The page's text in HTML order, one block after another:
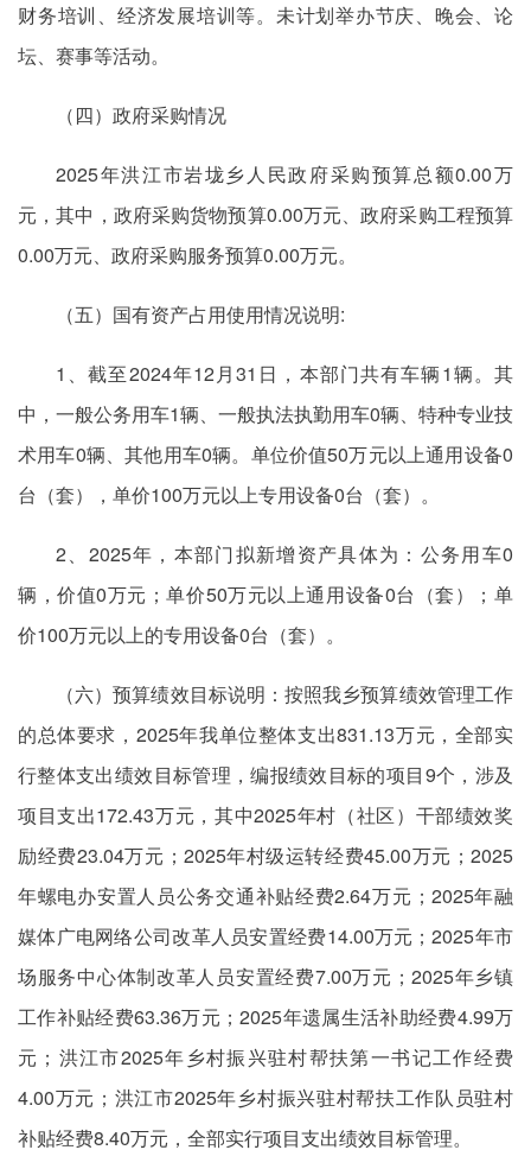
财务培训、经济发展培训等。未计划举办节庆、晚会、论
坛、赛事等活动。
（四）政府采购情况
2025年洪江市岩垅乡人民政府采购预算总额0.00万
元，其中，政府采购货物预算0.00万元、政府采购工程预算
0.00万元、政府采购服务预算0.00万元。
（五）国有资产占用使用情况说明:
1、截至2024年12月31日，本部门共有车辆1辆。其
中，一般公务用车1辆、一般执法执勤用车0辆、特种专业技
术用车0辆、其他用车0辆。单位价值50万元以上通用设备0
台（套），单价100万元以上专用设备0台（套）。
2、2025年，本部门拟新增资产具体为：公务用车0
辆，价值0万元；单价50万元以上通用设备0台（套）；单
价100万元以上的专用设备0台（套）。
（六）预算绩效目标说明：按照我乡预算绩效管理工作
的总体要求，2025年我单位整体支出831.13万元，全部实
行整体支出绩效目标管理，编报绩效目标的项目9个，涉及
项目支出172.43万元，其中2025年村（社区）干部绩效奖
励经费23.04万元；2025年村级运转经费45.00万元；2025
年螺电办安置人员公务交通补贴经费2.64万元；2025年融
媒体广电网络公司改革人员安置经费14.00万元；2025年市
场服务中心体制改革人员安置经费7.00万元；2025年乡镇
工作补贴经费63.36万元；2025年遗属生活补助经费4.99万
元；洪江市2025年乡村振兴驻村帮扶第一书记工作经费
4.00万元；洪江市2025年乡村振兴驻村帮扶工作队员驻村
补贴经费8.40万元，全部实行项目支出绩效目标管理。